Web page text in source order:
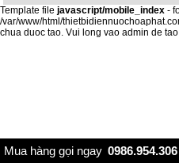
Mua hàng gọi ngay 0986.954.306
Template file javascript/mobile_index -
/var/www/html/
chua duoc tao. Vui long vao admin de